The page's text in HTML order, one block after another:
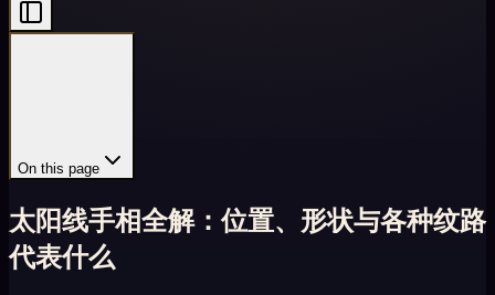
On this page
太阳线手相全解：位置、形状与各种纹路
代表什么